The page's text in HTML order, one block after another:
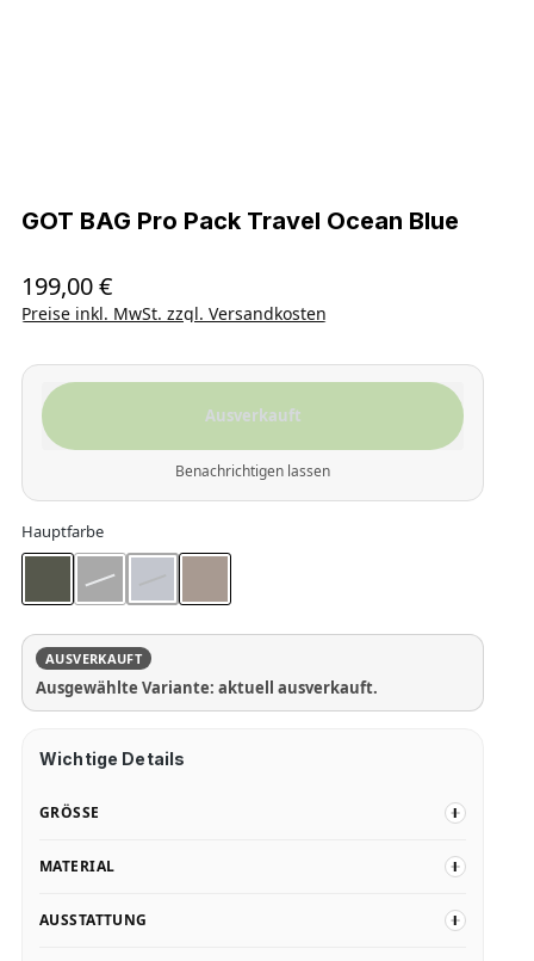
GOT BAG Pro Pack Travel Ocean Blue
Regulärer Preis:
199,00 €
Preise inkl. MwSt. zzgl. Versandkosten
Ausverkauft
Benachrichtigen lassen
Hauptfarbeauswählen
AUSVERKAUFT
Ausgewählte Variante: aktuell ausverkauft.
Wichtige Details
GRÖSSE
MATERIAL
AUSSTATTUNG